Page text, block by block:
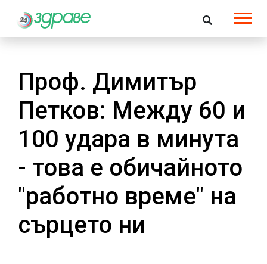
Проф. Димитър
Петков: Между 60 и
100 удара в минута
- това е обичайното
"работно време" на
сърцето ни